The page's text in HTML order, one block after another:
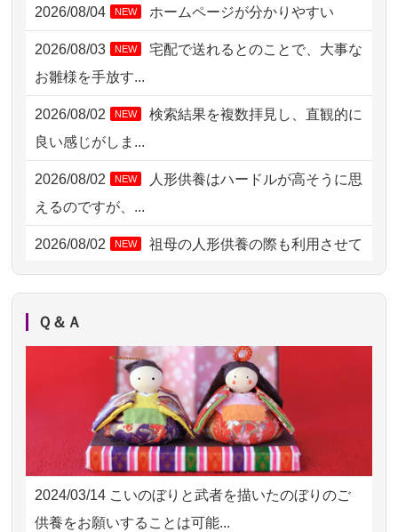
2026/08/04 14:04 東京都の方からお申込み
2026/08/04 00:38 中野区の方からお申込み
2026/08/02 11:15 千葉県の方からお申込み
2026/08/02 10:39
2026/08/02 09:15 神奈川の方からお申込み
2026/08/02 06:46 相模原の方からお申込み
2026/08/01 19:28
2026/08/01 17:10 東京都の方からお申込み
2026/08/01 11:07 さいたの方からお申込み
2026/07/31 17:28 栃木県の方からお申込み
2026/07/31 12:32 東京都の方からお申込み
2026/07/31 10:29 京都市の方からお申込み
2026/08/04 NEW ホームページが分かりやすい
2026/08/03 NEW
宅配で送れるとのことで、大事な
お雛様を手放す...
2026/08/02 NEW
検索結果を複数拝見し、直観的に
良い感じがしま...
2026/08/02 NEW
人形供養はハードルが高そうに思
えるのですが、...
2026/08/02 NEW
祖母の人形供養の際も利用させて
いただき安心感がある
供養の内容（料金や送り方等）がとて
も丁寧に説...
2026/07/18つい先日も利用させていただきまし
た。 手続...
2026/07/18 大切にしていたお人形をきちんと供養
Ｑ＆Ａ
2024/03/14 こいのぼりと武者を描いたのぼりのご
供養をお願いすることは可能...